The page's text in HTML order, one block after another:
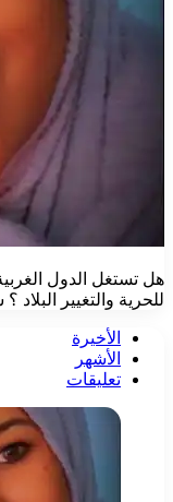
هل تستغل الدول
للحرية والتغيير
الأخيرة
الأشهر
تعليقات